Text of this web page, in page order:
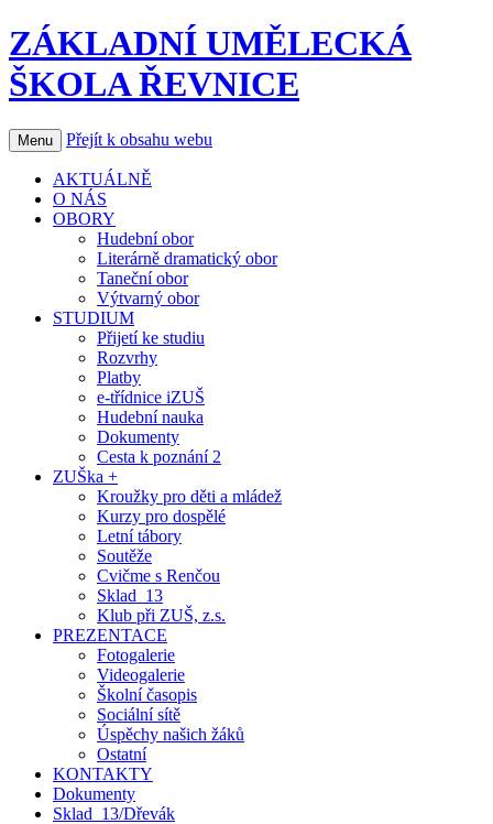
ZÁKLADNÍ UMĚLECKÁ
ŠKOLA ŘEVNICE
Menu Přejít k obsahu webu
AKTUÁLNĚ
O NÁS
OBORY
Hudební obor
Literárně dramatický obor
Taneční obor
Výtvarný obor
STUDIUM
Přijetí ke studiu
Rozvrhy
Platby
e-třídnice iZUŠ
Hudební nauka
Dokumenty
Cesta k poznání 2
ZUŠka +
Kroužky pro děti a mládež
Kurzy pro dospělé
Letní tábory
Soutěže
Cvičme s Renčou
Sklad_13
Klub při ZUŠ, z.s.
PREZENTACE
Fotogalerie
Videogalerie
Školní časopis
Sociální sítě
Úspěchy našich žáků
Ostatní
KONTAKTY
Dokumenty
Sklad_13/Dřevák